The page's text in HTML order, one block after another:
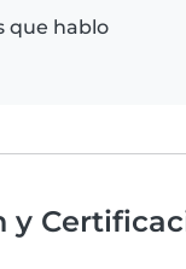
que hablo
y